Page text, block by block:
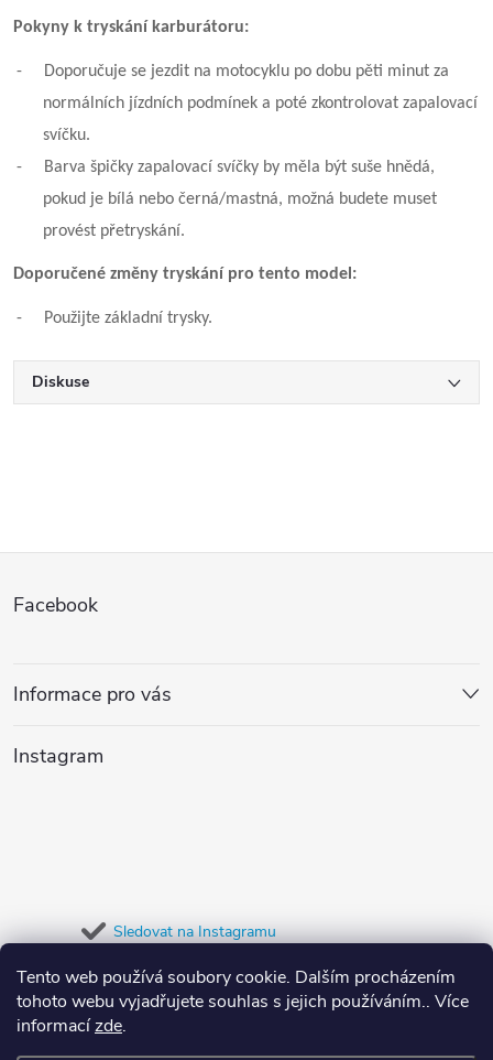
Tento web používá soubory cookie. Dalším procházením
tohoto webu vyjadřujete souhlas s jejich používáním.. Více
informacízde.
Pokyny k tryskání karburátoru:
-
Doporučuje se jezdit na motocyklu po dobu pěti minut za
normálních jízdních podmínek a poté zkontrolovat zapalovací
svíčku.
-
Barva špičky zapalovací svíčky by měla být suše hnědá,
pokud je bílá nebo černá/mastná, možná budete muset
provést přetryskání.
Doporučené změny tryskání pro tento model:
- Použijte základní trysky.
Diskuse
p
a
Facebook
Informace pro vás
Instagram
Sledovat na Instagramu
Přijímáme online platby